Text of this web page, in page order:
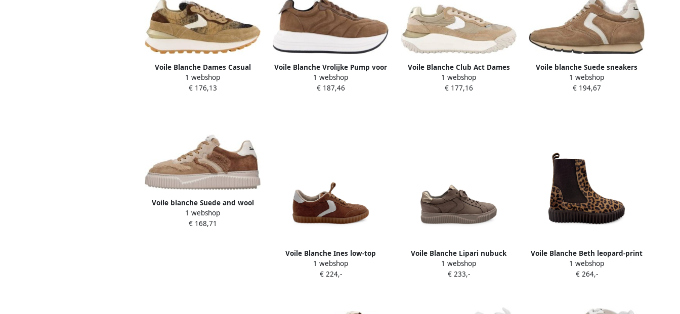
Voile Blanche Dames Casual
Sneakers
1 webshop
€ 176,13
Voile Blanche Vrolijke Pump voor
Dames
1 webshop
€ 187,46
Voile Blanche Club Act Dames
Sneakers
1 webshop
€ 177,16
Voile blanche Suede sneakers
Julia Pump FUR Brown Dames
1 webshop
€ 194,67
Voile blanche Suede and wool
sneakers Laura Brown Dames
1 webshop
€ 168,71
Voile Blanche Ines low-top
sneakers Bruin
1 webshop
€ 224,-
Voile Blanche Lipari nubuck
sneakers Bruin
1 webshop
€ 233,-
Voile Blanche Beth leopard-print
ankle boots Bruin
1 webshop
€ 264,-